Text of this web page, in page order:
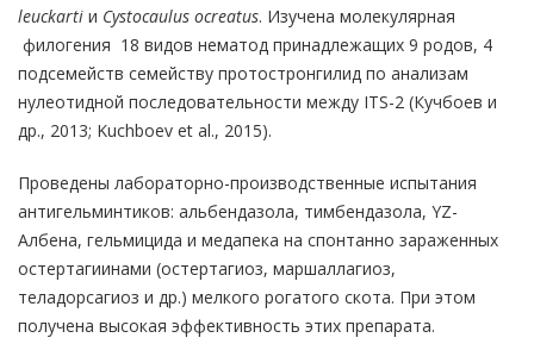
leuckarti и Cystocaulus ocreatus. Изучена молекулярная
филогения 18 видов нематод принадлежащих 9 родов, 4
подсемейств семейству протостронгилид по анализам
нулеотидной последовательности между ITS-2 (Кучбоев и
др., 2013; Kuchboev et al., 2015).
Проведены лабораторно-производственные испытания
антигельминтиков: альбендазола, тимбендазола, YZ-
Албена, гельмицида и медапека на спонтанно зараженных
остертагиинами (остертагиоз, маршаллагиоз,
теладорсагиоз и др.) мелкого рогатого скота. При этом
получена высокая эффективность этих препарата.